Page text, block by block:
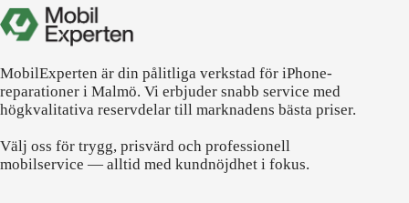
MobilExperten är din pålitliga verkstad för iPhone-
reparationer i Malmö. Vi erbjuder snabb service med
högkvalitativa reservdelar till marknadens bästa priser.
Välj oss för trygg, prisvärd och professionell
mobilservice — alltid med kundnöjdhet i fokus.